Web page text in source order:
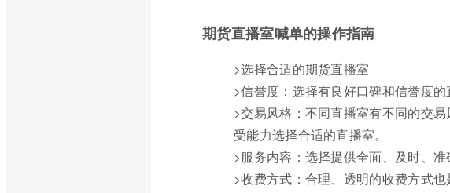
期货直播室喊单的操作指南
>选择合适的期货直播室
>信誉度：选择有良好口碑和信誉度的
>交易风格：不同直播室有不同的交
受能力选择合适的直播室。
>服务内容：选择提供全面、及时、
>收费方式：合理、透明的收费方式也